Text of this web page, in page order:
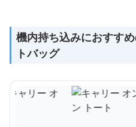
機内持ち込みにおすす
トバッグ